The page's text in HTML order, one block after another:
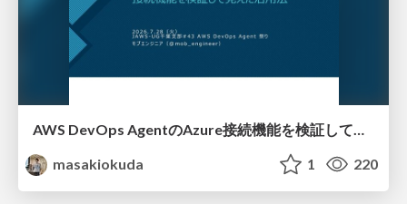
masakiokuda
1 220